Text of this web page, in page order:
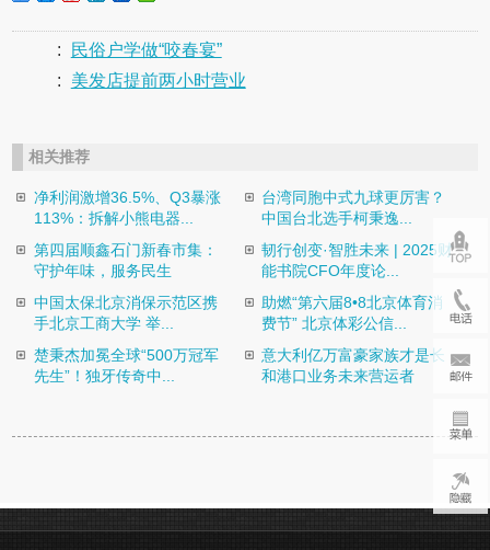
:
民俗户学做“咬春宴”
:
美发店提前两小时营业
相关推荐
净利润激增36.5%、Q3暴涨
113%：拆解小熊电器...
台湾同胞中式九球更厉害？
中国台北选手柯秉逸...
第四届顺鑫石门新春市集：
守护年味，服务民生
韧行创变·智胜未来 | 2025财
能书院CFO年度论...
中国太保北京消保示范区携
手北京工商大学 举...
助燃“第六届8•8北京体育消
费节” 北京体彩公信...
楚秉杰加冕全球“500万冠军
先生”！独牙传奇中...
意大利亿万富豪家族才是长
和港口业务未来营运者